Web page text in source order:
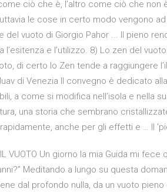
ciò che è, l’altro come ciò che
le cose in certo modo vengono
del vuoto di Giorgio Pahor ... Il pieno
l’esitenza e l’utilizzo. 8) Lo zen del
di certo lo Zen tende a raggiungere
di Venezia Il convegno è dedicato
a come si modifica nell’isola e nella
una storia che sembrano
anche per gli effetti e … Il
IL VUOTO Un giorno la mia Guida mi
Meditando a lungo su questa
dal profondo nulla, da un vuoto